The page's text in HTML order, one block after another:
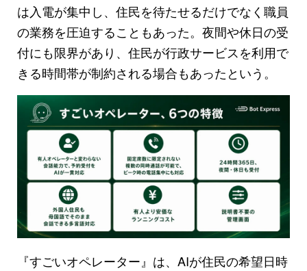
は入電が集中し、住民を待たせるだけでなく職員
の業務を圧迫することもあった。夜間や休日の受
付にも限界があり、住民が行政サービスを利用で
きる時間帯が制約される場合もあったという。
『すごいオペレーター』は、AIが住民の希望日時